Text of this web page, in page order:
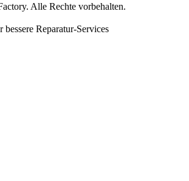
. Alle Rechte vorbehalten.
Reparatur-Services